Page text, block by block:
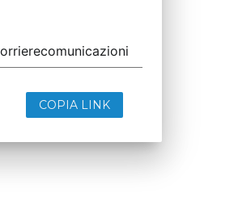
COPIA LINK